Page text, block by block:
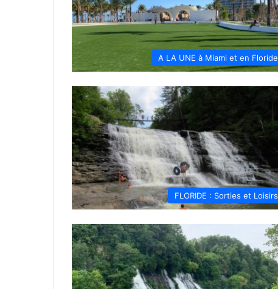
A LA UNE à Miami et en Floride
FLORIDE : Sorties et Loisirs